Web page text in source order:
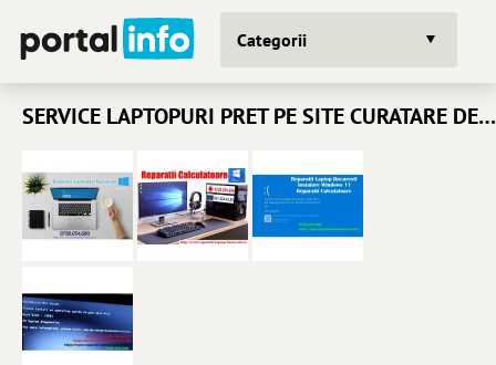
Categorii
SERVICE LAPTOPURI PRET PE SITE CURATARE DE PRAF INSTALARE WINDOWS REPARATII PC